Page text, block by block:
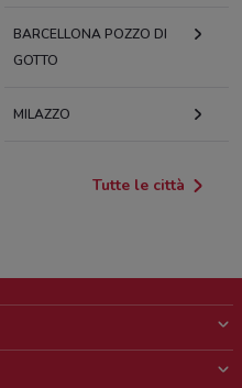
BARCELLONA POZZO DI
GOTTO
MILAZZO
Tutte le città